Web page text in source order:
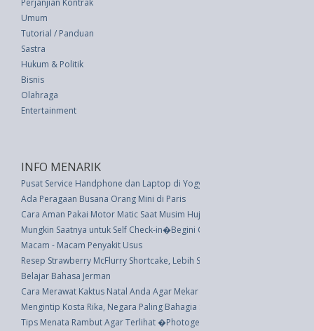
Umum
Tutorial / Panduan
Sastra
Hukum & Politik
Bisnis
Olahraga
Entertainment
INFO MENARIK
Pusat Service Handphone dan Laptop di Yogyakarta
Ada Peragaan Busana Orang Mini di Paris
Cara Aman Pakai Motor Matic Saat Musim Hujan
Mungkin Saatnya untuk Self Check-in�Begini Cara Melakukannya
Macam - Macam Penyakit Usus
Resep Strawberry McFlurry Shortcake, Lebih Sehat dan Lebih Hemat Bikin
Belajar Bahasa Jerman
Cara Merawat Kaktus Natal Anda Agar Mekar Saat Akhir Tahun
Mengintip Kosta Rika, Negara Paling Bahagia Sedunia
Tips Menata Rambut Agar Terlihat �Photogenic�